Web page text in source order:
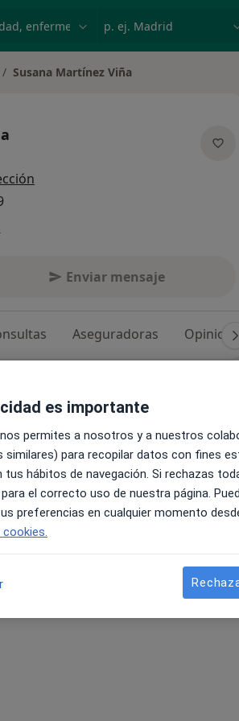
Susana Martínez Viña
Enviar mensaje
Aseguradoras
vida Consulta de Psicología y
año1997, B-00929. Mi Consulta
,autorizado por la Conselleria
de Registro sanitario 5392. Durante
Psicóloga y Psicoterapeuta.
podido desarrollar una amplia
intervención Psicológica , tanto en
En Población Adulta he
de Ansiedad, Trastornos del estado
de Pareja, Dependencia
en la relaciones Personales,
he participado en la creación y
Programas de Prevención,
es importante
permites a nosotros y a nuestros
similares) para recopilar datos con fines
tus hábitos de navegación. Si rechazas
el correcto uso de nuestra página.
preferencias en cualquier momento